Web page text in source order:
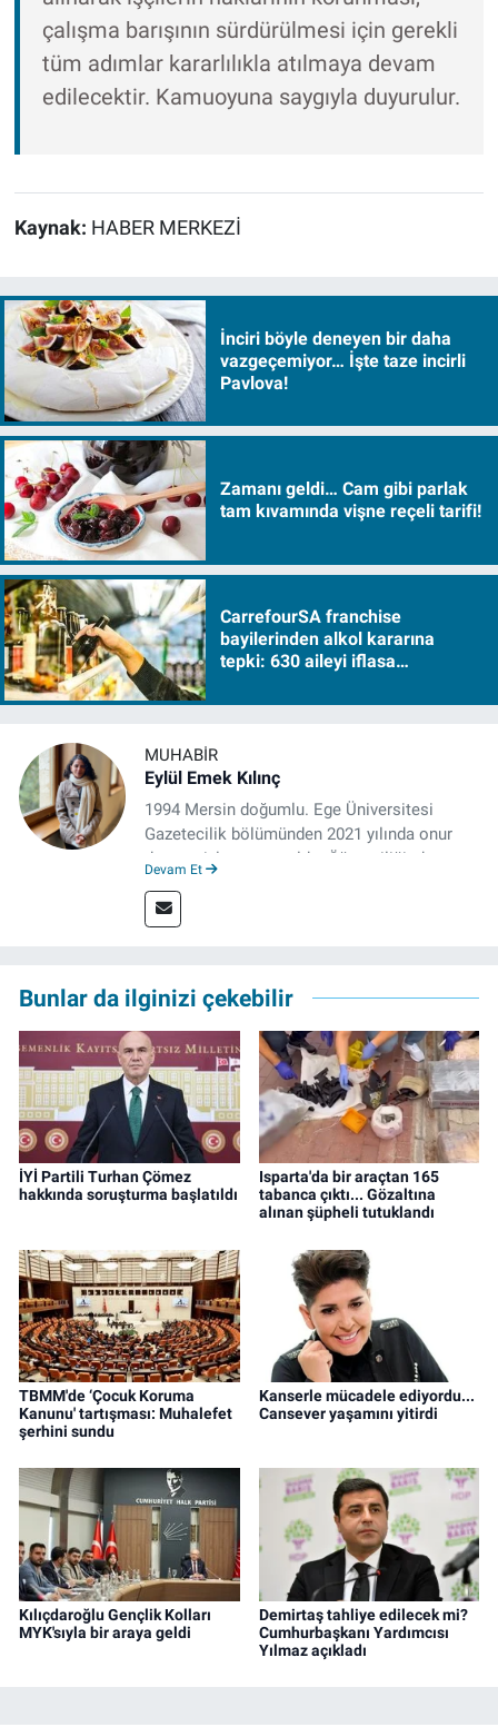
çalışma barışının sürdürülmesi için gerekli
tüm adımlar kararlılıkla atılmaya devam
edilecektir. Kamuoyuna saygıyla duyurulur.
Kaynak: HABER MERKEZİ
İnciri böyle deneyen bir daha
vazgeçemiyor… İşte taze incirli
Pavlova!
Zamanı geldi… Cam gibi parlak
tam kıvamında vişne reçeli tarifi!
CarrefourSA franchise
bayilerinden alkol kararına
tepki: 630 aileyi iflasa
MUHABIR
Eylül Emek Kılınç
1994 Mersin doğumlu. Ege Üniversitesi
Gazetecilik bölümünden 2021 yılında onur
derecesiyle mezun oldu. Öğrenciliğinde
deneyimin dışında kapatılana kadar Artı TV
ve TELE1 TV Ankara bürolarında editör ve
Devam Et
Bunlar da ilginizi çekebilir
İYİ Partili Turhan Çömez
hakkında soruşturma başlatıldı
Isparta'da bir araçtan 165
tabanca çıktı... Gözaltına
alınan şüpheli tutuklandı
TBMM'de ‘Çocuk Koruma
Kanunu' tartışması: Muhalefet
şerhini sundu
Kanserle mücadele ediyordu...
Cansever yaşamını yitirdi
Kılıçdaroğlu Gençlik Kolları
MYK'sıyla bir araya geldi
Demirtaş tahliye edilecek mi?
Cumhurbaşkanı Yardımcısı
Yılmaz açıkladı